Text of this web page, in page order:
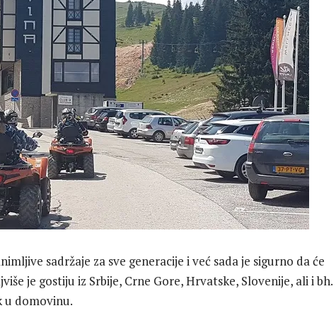
sadržaje za sve generacije i već sada je sigurno da će
je gostiju iz Srbije, Crne Gore, Hrvatske, Slovenije, ali i bh.
u domovinu.